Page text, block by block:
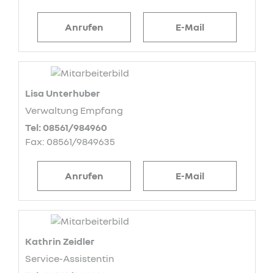
Anrufen E-Mail
Lisa Unterhuber
Verwaltung Empfang
Tel: 08561/984960
Fax: 08561/9849635
Anrufen E-Mail
Kathrin Zeidler
Service-Assistentin